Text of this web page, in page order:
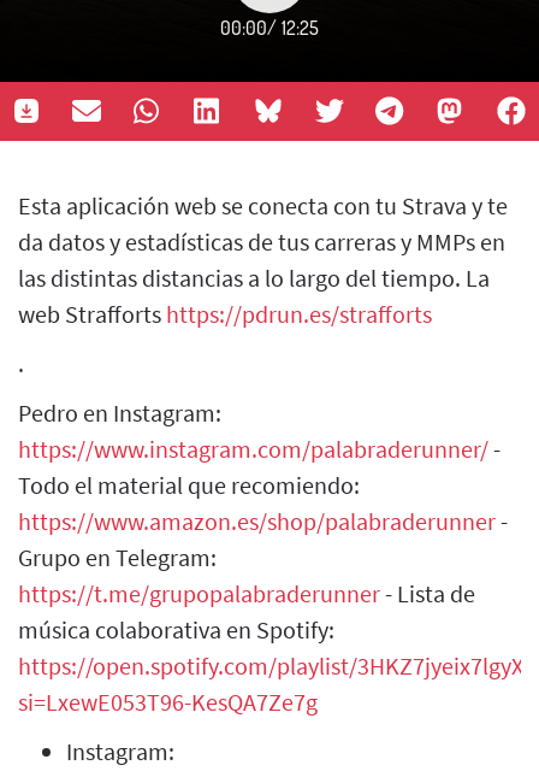
00:00/ 12:25
Esta aplicación web se conecta con tu Strava y te
da datos y estadísticas de tus carreras y MMPs en
las distintas distancias a lo largo del tiempo. La
web Strafforts https://pdrun.es/strafforts
.
Pedro en Instagram:
https://www.instagram.com/palabraderunner/-
Todo el material que recomiendo:
https://www.amazon.es/shop/palabraderunner-
Grupo en Telegram:
https://t.me/grupopalabraderunner- Lista de
música colaborativa en Spotify:
https://open.spotify.com/playlist/
si=LxewE053T96-KesQA7Ze7g
Instagram: